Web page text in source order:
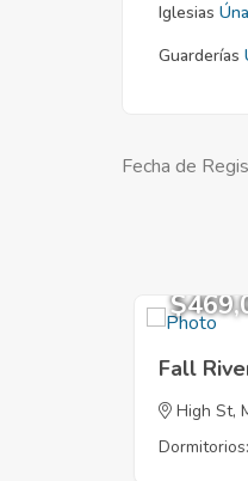
Iglesias
Guarderías
Fecha de
Fall
High St,